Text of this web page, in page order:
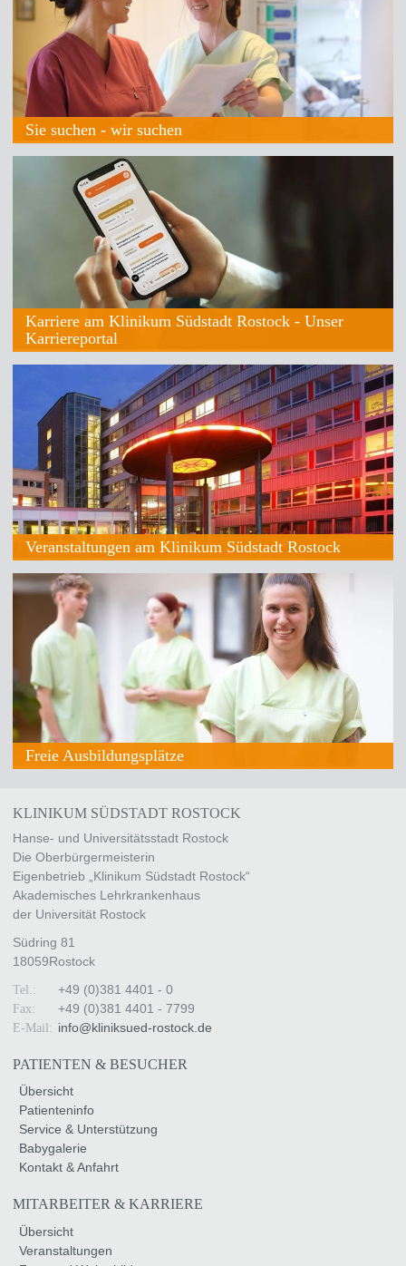
Sie suchen - wir suchen
Karriere am Klinikum Südstadt Rostock - Unser
Karriereportal
Veranstaltungen am Klinikum Südstadt Rostock
Freie Ausbildungsplätze
KLINIKUM SÜDSTADT ROSTOCK
Hanse- und Universitätsstadt Rostock
Die Oberbürgermeisterin
Eigenbetrieb „Klinikum Südstadt Rostock“
Akademisches Lehrkrankenhaus
der Universität Rostock
Südring 81
18059Rostock
Tel.: +49 (0)381 4401 - 0
Fax: +49 (0)381 4401 - 7799
E-Mail: info@kliniksued-rostock de
PATIENTEN & BESUCHER
Übersicht
Patienteninfo
Service & Unterstützung
Babygalerie
Kontakt & Anfahrt
MITARBEITER & KARRIERE
Übersicht
Veranstaltungen